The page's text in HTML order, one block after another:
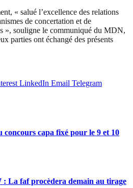
« salué l’excellence des relations
de concertation et de
», souligne le communiqué du MDN,
parties ont échangé des présents
LinkedIn Email Telegram
concours capa fixé pour le 9 et 10
: La faf procèdera demain au tirage